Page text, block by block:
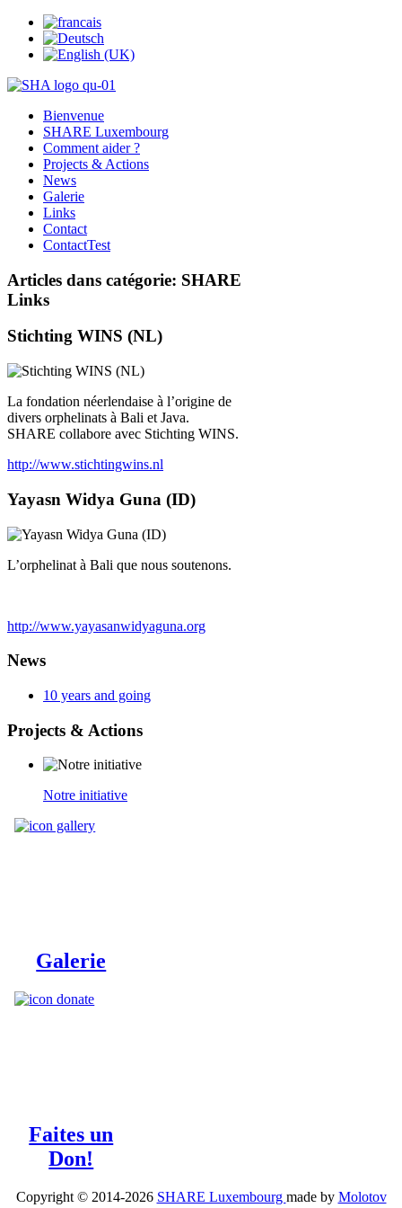
Bienvenue
SHARE Luxembourg
Comment aider ?
Projects & Actions
News
Galerie
Links
Contact
ContactTest
Articles dans catégorie: SHARE
Links
Stichting WINS (NL)
La fondation néerlendaise à l’origine de
divers orphelinats à Bali et Java.
SHARE collabore avec Stichting WINS.
http://www.stichtingwins.nl
Yayasn Widya Guna (ID)
L’orphelinat à Bali que nous soutenons.
http://www.yayasanwidyaguna.org
News
10 years and going
Projects & Actions
Notre initiative
Galerie
Faites un
Don!
Copyright © 2014-2026 SHARE Luxembourg made by Molotov